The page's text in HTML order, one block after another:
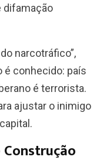
difamação
narcotráfico”,
é conhecido: país
é terrorista.
ajustar o inimigo